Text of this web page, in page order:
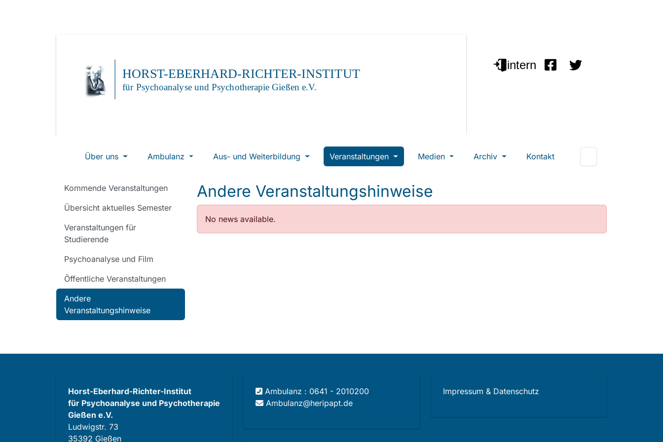
Über uns Ambulanz Aus- und Weiterbildung Veranstaltungen Medien Archiv Kontakt
Kommende Veranstaltungen
Übersicht aktuelles Semester
Veranstaltungen für
Studierende
Psychoanalyse und Film
Öffentliche Veranstaltungen
Andere
Veranstaltungshinweise
Andere Veranstaltungshinweise
No news available.
Horst-Eberhard-Richter-Institut
für Psychoanalyse und Psychotherapie
Gießen e.V.
Ludwigstr. 73
35392 Gießen
Ambulanz : 0641 - 2010200
Ambulanz@heripapt.de
Impressum & Datenschutz